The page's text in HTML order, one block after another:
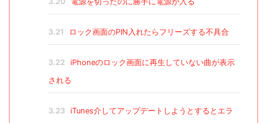
3.21 ロック画面のPIN入れたらフリーズする不具合
3.22
iPhoneのロック画面に再生していない曲が表示
される
3.23
iTunes介してアップデートしようとするとエラ